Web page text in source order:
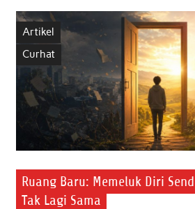
Artikel
Curhat
Ruang Baru: Memeluk Diri
Tak Lagi Sama